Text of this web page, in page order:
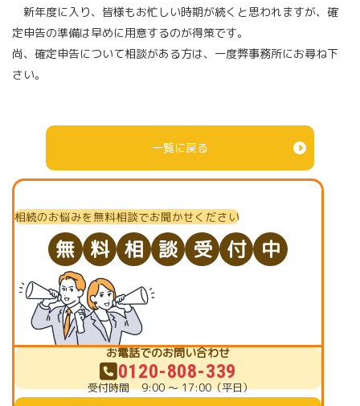
新年度に入り、皆様もお忙しい時期が続くと思われますが、確
定申告の準備は早めに用意するのが得策です。
尚、確定申告について相談がある方は、一度弊事務所にお尋ね下
さい。
一覧に戻る
相続のお悩みを無料相談でお聞かせください
無 料 相 談 受 付 中
お電話でのお問い合わせ
0120-808-339
受付時間 9:00 ～ 17:00（平日）